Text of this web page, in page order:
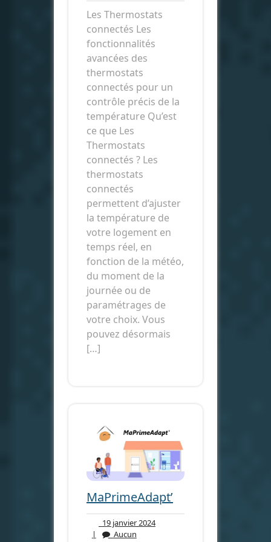
Les Thermostats
connectés Les
fonctionnalités
avancées des
thermostats
connectés pour un
contrôle précis de la
température Qu’est
ce que Les
Thermostats
connectés ? Les
thermostats
connectés
permettent d’ajuster
la température de
votre logement en
temps réel, en
fonction de la météo,
du moment de la
journée ou de
paramétrages de
votre choix. Vous
pouvez désormais
[…]
MaPrimeAdapt’
19 janvier 202419
|
Aucun